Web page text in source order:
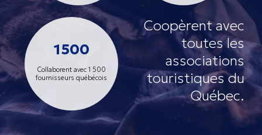
1500
Collaborent avec 1 500
fournisseurs québécois
Coopèrent avec
toutes les
associations
touristiquesdu
Québec.